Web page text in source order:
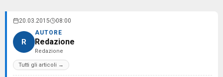
20.03.2015 08:00
R
AUTORE
Redazione
Redazione
Tutti gli articoli →